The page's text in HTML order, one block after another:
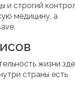
и строгий
медицину, а
жизни
страны есть